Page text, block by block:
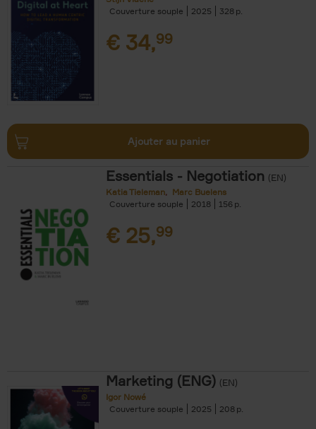
Couverture souple
2025 328
€ 34,99
Ajouter au panier
Essentials - Negotiation (EN)
Katia Tieleman
Marc Buelens
Couverture souple
2018 156
€ 25,99
Marketing (ENG) (EN)
Igor Nowé
Couverture souple
2025 208